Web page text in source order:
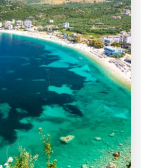
einem unvergesslichen
Nationalparks und
aus natürlicher
und herzlicher
zu einem attraktiven
und den Reichtum dieses
möchten.